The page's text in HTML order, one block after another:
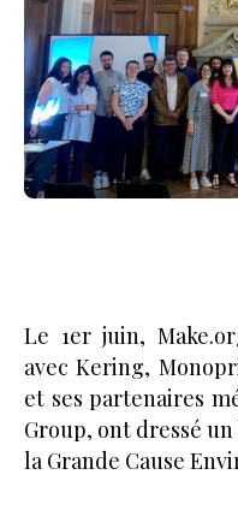
Le 1er juin,
avec Kering,
et ses partenaires
Group, ont dressé
la Grande Cause